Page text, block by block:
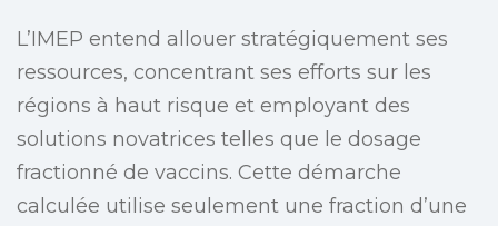
L’IMEP entend allouer stratégiquement ses
ressources, concentrant ses efforts sur les
régions à haut risque et employant des
solutions novatrices telles que le dosage
fractionné de vaccins. Cette démarche
calculée utilise seulement une fraction d’une